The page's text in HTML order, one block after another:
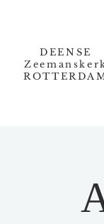
DEENSE